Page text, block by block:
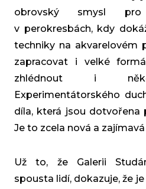
obrovský smysl
v perokresbách, kdy
techniky na akvarelovém
zapracovat i velké
zhlédnout i
Experimentátorského
díla, která jsou dotvořena
Je to zcela nová a
Už to, že Galerii
spousta lidí, dokazuje, že